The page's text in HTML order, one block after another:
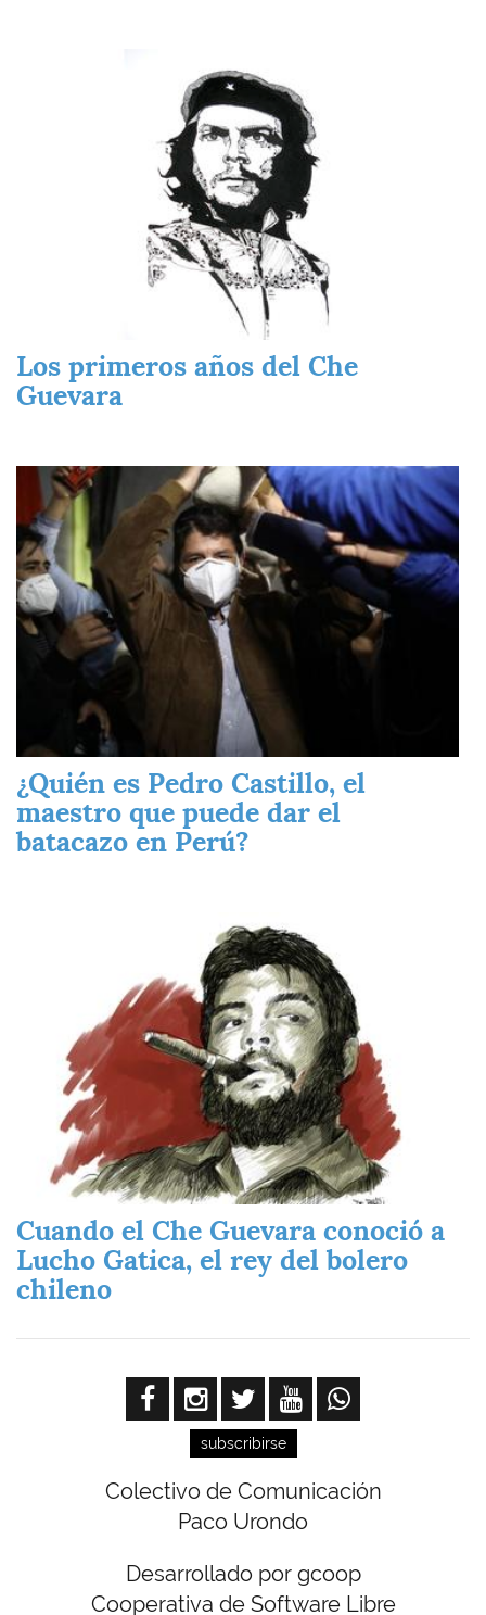
Los primeros años del Che
Guevara
Imagen
¿Quién es Pedro Castillo, el
maestro que puede dar el
batacazo en Perú?
Cuando el Che Guevara conoció a
Lucho Gatica, el rey del bolero
chileno
subscribirse
Colectivo de Comunicación
Paco Urondo
Desarrollado por gcoop
Cooperativa de Software Libre